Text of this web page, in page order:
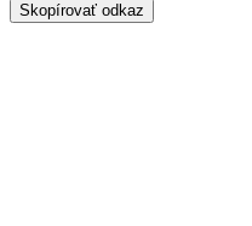
Skopírovať odkaz